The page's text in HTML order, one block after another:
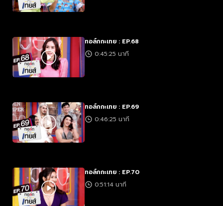
ทอล์กกะเทย : EP.68
0:45:25 นาที
ทอล์กกะเทย : EP.69
0:46:25 นาที
ทอล์กกะเทย : EP.70
0:51:14 นาที